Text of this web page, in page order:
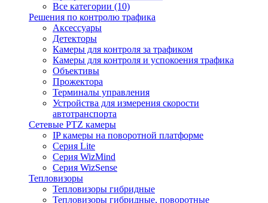
Все категории (10)
Решения по контролю трафика
Аксессуары
Детекторы
Камеры для контроля за трафиком
Камеры для контроля и успокоения трафика
Объективы
Прожектора
Терминалы управления
Устройства для измерения скорости
автотранспорта
Сетевые PTZ камеры
IP камеры на поворотной платформе
Серия Lite
Серия WizMind
Серия WizSense
Тепловизоры
Тепловизоры гибридные
Тепловизоры гибридные, поворотные